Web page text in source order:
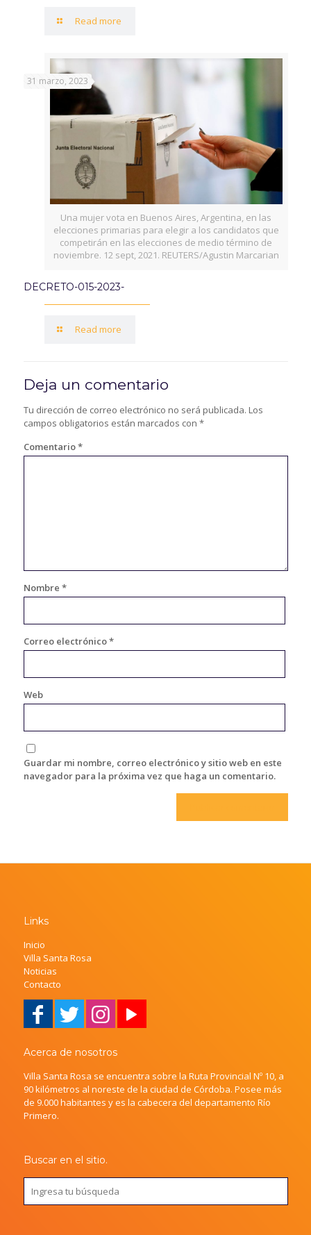
Read more
Una mujer vota en Buenos Aires, Argentina, en las
elecciones primarias para elegir a los candidatos que
competirán en las elecciones de medio término de
noviembre. 12 sept, 2021. REUTERS/Agustin Marcarian
31 marzo, 2023
DECRETO-015-2023-
Read more
Deja un comentario
Tu dirección de correo electrónico no será publicada. Los
campos obligatorios están marcados con *
Comentario*
Nombre *
Correo electrónico*
Web
Guardar mi nombre, correo electrónico y sitio web en este
navegador para la próxima vez que haga un comentario.
Links
Inicio
Villa Santa Rosa
Noticias
Contacto
Acerca de nosotros
Villa Santa Rosa se encuentra sobre la Ruta Provincial Nº 10, a
90 kilómetros al noreste de la ciudad de Córdoba. Posee más
de 9.000 habitantes y es la cabecera del departamento Río
Primero.
Buscar en el sitio.